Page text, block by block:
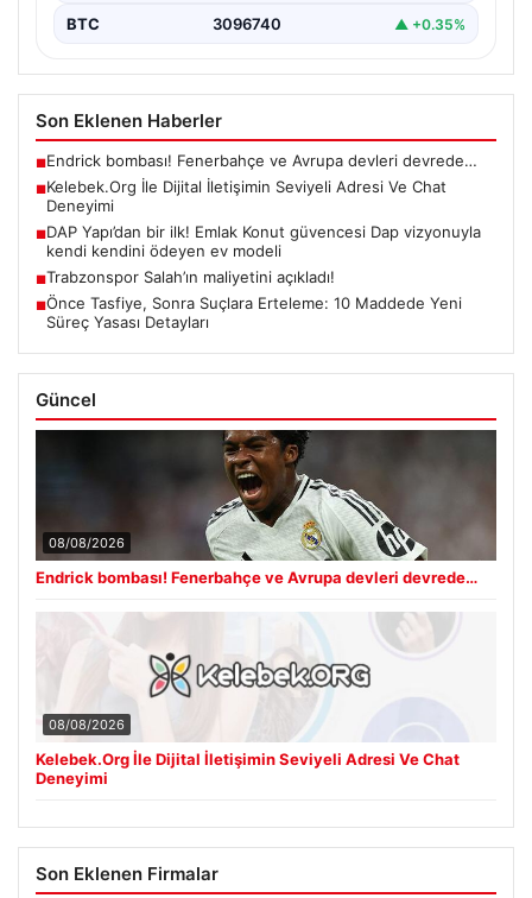
BTC 3096740 ▲ +0.35%
Son Eklenen Haberler
■Endrick bombası! Fenerbahçe ve Avrupa devleri devrede…
■Kelebek.Org İle Dijital İletişimin Seviyeli Adresi Ve Chat
Deneyimi
■DAP Yapı’dan bir ilk! Emlak Konut güvencesi Dap vizyonuyla
kendi kendini ödeyen ev modeli
■Trabzonspor Salah’ın maliyetini açıkladı!
■Önce Tasfiye, Sonra Suçlara Erteleme: 10 Maddede Yeni
Süreç Yasası Detayları
Güncel
08/08/2026
Endrick bombası! Fenerbahçe ve Avrupa devleri devrede…
08/08/2026
Kelebek.Org İle Dijital İletişimin Seviyeli Adresi Ve Chat
Deneyimi
Son Eklenen Firmalar